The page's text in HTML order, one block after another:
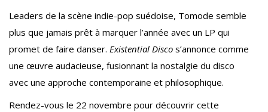
Leaders de la scène indie-pop suédoise, Tomode semble
plus que jamais prêt à marquer l’année avec un LP qui
promet de faire danser. Existential Disco s’annonce comme
une œuvre audacieuse, fusionnant la nostalgie du disco
avec une approche contemporaine et philosophique.
Rendez-vous le 22 novembre pour découvrir cette